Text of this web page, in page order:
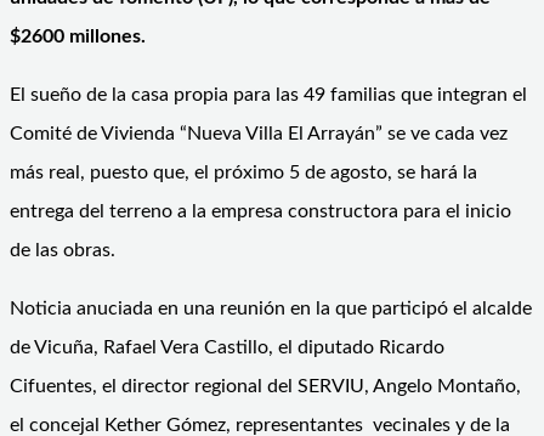
$2600 millones.
El sueño de la casa propia para las 49 familias que integran el
Comité de Vivienda “Nueva Villa El Arrayán” se ve cada vez
más real, puesto que, el próximo 5 de agosto, se hará la
entrega del terreno a la empresa constructora para el inicio
de las obras.
Noticia anuciada en una reunión en la que participó el alcalde
de Vicuña, Rafael Vera Castillo, el diputado Ricardo
Cifuentes, el director regional del SERVIU, Angelo Montaño,
el concejal Kether Gómez, representantes vecinales y de la